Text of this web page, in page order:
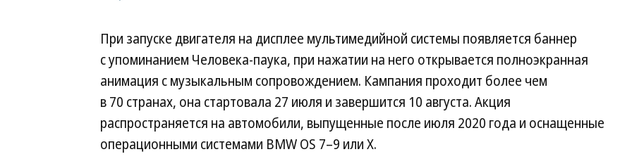
При запуске двигателя на дисплее мультимедийной системы появляется баннер
с упоминанием Человека-паука, при нажатии на него открывается полноэкранная
анимация с музыкальным сопровождением. Кампания проходит более чем
в 70 странах, она стартовала 27 июля и завершится 10 августа. Акция
распространяется на автомобили, выпущенные после июля 2020 года и оснащенные
операционными системами BMW OS 7–9 или X.